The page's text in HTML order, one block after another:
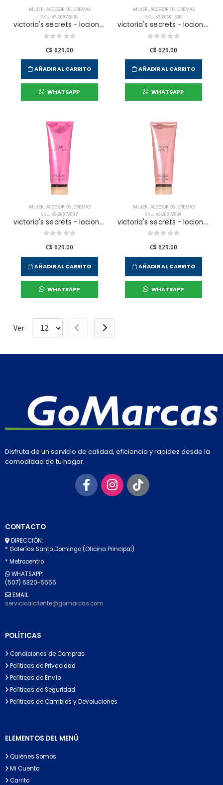
MUJER,ACCESORIOS,CREMAS
SKU: VS-26972008
victoria's secrets - locion corporal bare vanilla para mujer
C$ 629.00
AÑADIR AL CARRITO
WHATSAPP
MUJER,ACCESORIOS,CREMAS
SKU: VS-26691508
victoria's secrets - locion corporal love spell shimmer para mujer
C$ 629.00
AÑADIR AL CARRITO
WHATSAPP
MUJER,ACCESORIOS,CREMAS
SKU: VS-26972007
victoria's secrets - locion corporal pure seduction para mujer
C$ 629.00
AÑADIR AL CARRITO
WHATSAPP
MUJER,ACCESORIOS,CREMAS
SKU: VS-26972009
victoria's secrets - locion corporal velvet petals para mujer
C$ 629.00
AÑADIR AL CARRITO
WHATSAPP
Ver
Disfruta de un servicio de calidad, eficiencia y rapidez desde la
comodidad de tu hogar.
CONTACTO
DIRECCIÓN:
* Galerías Santo Domingo (Oficina Principal)
* Metrocentro
WHATSAPP:
(507) 6320-6666
EMAIL:
servicioalcliente@gomarcas.com
POLÍTICAS
Condiciones de Compras
Políticas de Privacidad
Políticas de Envío
Políticas de Seguridad
Políticas de Cambios y Devoluciones
ELEMENTOS DEL MENÚ
Quiénes Somos
Mi Cuenta
Carrito